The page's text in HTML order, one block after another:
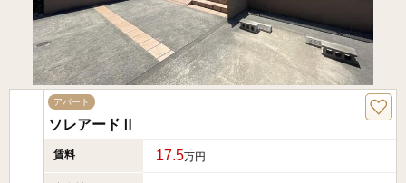
アパート
ソレアードⅡ
賃料 17.5万円